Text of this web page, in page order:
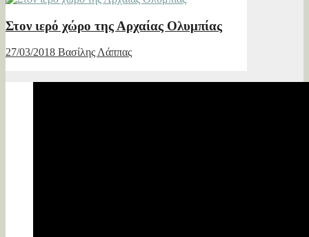
Στον ιερό χώρο της Αρχαίας Ολυμπίας
27/03/2018 Βασίλης Λάππας